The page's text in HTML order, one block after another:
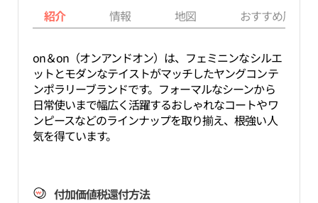
紹介 情報 地図 おすすめ周辺
on＆on（オンアンドオン）は、フェミニンなシルエ
ットとモダンなテイストがマッチしたヤングコンテ
ンポラリーブランドです。フォーマルなシーンから
日常使いまで幅広く活躍するおしゃれなコートやワ
ンピースなどのラインナップを取り揃え、根強い人
気を得ています。
付加価値税還付方法